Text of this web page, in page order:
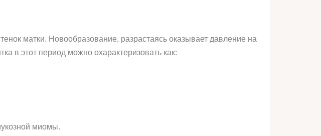
матки. Новообразование, разрастаясь оказывает давление на
в этот период можно охарактеризовать как:
миомы.